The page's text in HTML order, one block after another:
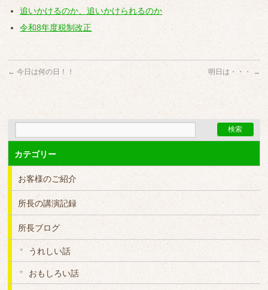
追いかけるのか、追いかけられるのか
令和8年度税制改正
← 今日は何の日！！ 明日は・・・ →
カテゴリー
お客様のご紹介
所長の講演記録
所長ブログ
うれしい話
おもしろい話